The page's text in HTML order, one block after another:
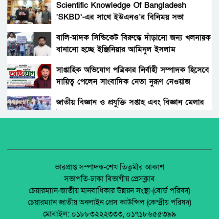
প্রক্রিয়ার প্রশ্ন
(বিশাল নিয়োগ ) সম্পূর্ণ সরকারি নীতিমালা মেনে
সারাদেশে ৫৫০ জন্য মাঠ প্রশাসন নিয়োগ দিবে
জাতীয় স্বায়ত্বশাসিত বিনিয়োগকারী প্রতিষ্ঠান-
সাড়ে চার কোটির ছায়া: শ্বশুর সামনে, কাস্টমস্
জামাতার সংযোগ
প্রতিবন্ধী ব্যক্তিদের সহায়তায় হুইলচেয়ার বিতরণ ও
দুর্যোগ ব্যবস্থাপনা কমিটিকে জরুরি উদ্ধার উপকরণ
প্রদান
Scientific Knowledge Of Bangladesh
‘SKBD’-এর সাথে ইউএনও’র বিনিময় সভা
বালি-মাদক সিন্ডিকেট বিরুদ্ধে দাঁড়ানো জন্য খলনায়ক
বানানো হচ্ছে ইঞ্জিনিয়ার আমিনুল ইসলাম
সাপ্তাহিক অভিযোগ পত্রিকার নির্বাহী সম্পাদক হিসেবে
দায়িত্ব পেলেন সাংবাদিক নেতা নুরূণ নেওয়াজ
জাতীয় বিজ্ঞান ও প্রযুক্তি সপ্তাহ এবং বিজ্ঞান মেলার
জেলা আইন-শৃৃঙ্খলা কমিটির মাসিক সভা অনুষ্ঠিত।
পলাশবাড়ীতে এমইপি গ্রুপের মতবিনিময় সভা
অনুষ্ঠিত।
ভারপ্রাপ্ত সম্পাদক-শেখ তিতুমীর আকাশ
সভাপতি-ঢাকা বিভাগীয় প্রেসক্লাব
চেয়ারম্যান-জাতীয় মানবাধিকার উন্নয়ন সংস্থা-(বোর্ড পরিষদ)
চেয়ারম্যান জাতীয় অনলাইন প্রেস কাউন্সিল (কেন্দ্রীয় পরিষদ)
মোবাইল: ০১৮৮৩২২২৩৩৩, ০১৭১৮৬৫৫৩৯৯